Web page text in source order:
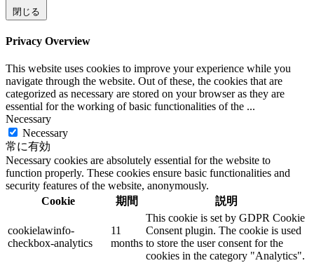
閉じる
Privacy Overview
This website uses cookies to improve your experience while you
navigate through the website. Out of these, the cookies that are
categorized as necessary are stored on your browser as they are
essential for the working of basic functionalities of the ...
Necessary
Necessary
常に有効
Necessary cookies are absolutely essential for the website to
function properly. These cookies ensure basic functionalities and
security features of the website, anonymously.
Cookie
期間 説明
cookielawinfo-
checkbox-analytics
11
months
This cookie is set by GDPR Cookie
Consent plugin. The cookie is used
to store the user consent for the
cookies in the category "Analytics".